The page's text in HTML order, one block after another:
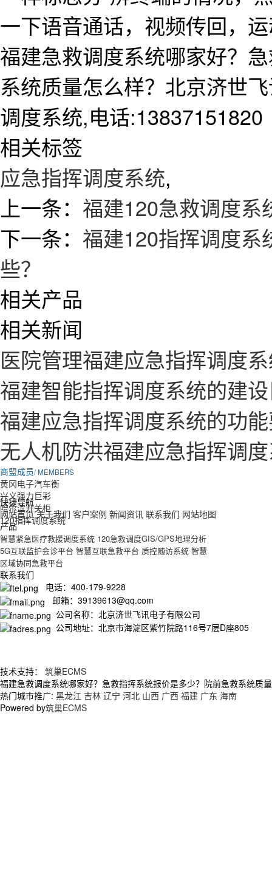
一下语音通话，视频传回，
福建急救调度系统哪家好？
系统质量怎么样？北京济世
调度系统,电话:13837151820
相关标签
应急指挥调度系统,
上一条： 福建120急救调度系
下一条： 福建120指挥调度系
些？
相关产品
相关新闻
医院管理福建应急指挥调度
福建智能指挥调度系统的建
福建应急指挥调度系统的功
无人机防洪福建应急指挥调
商盟成员/ MEMBERS
黄冈电子汽车衡
兴义强力巨彩
哈尔滨开关柜
120指挥调度系统
快捷导航
网站首页 关于我们 客户案例 新闻资讯 联系我们 网站地图
产品
智慧紧急医疗救援调度系统 120急救调度GIS/GPS地理分析
5G互联监护会诊平台 智慧互联急救平台 质控随访系统 智慧
区域协同急救平台
联系我们
电话：400-179-9228
邮箱：39139613@qq.com
公司名称：北京济世飞讯电子有限公司
公司地址：北京市海淀区紫竹院路116号7层D座805
技术支持： 筑巢ECMS
福建急救调度系统哪家好？急救指挥系统报价是多少？院前急救系统
热门城市推广: 黑龙江 吉林 辽宁 河北 山西 广西 福建 广东 海南
Powered by筑巢ECMS